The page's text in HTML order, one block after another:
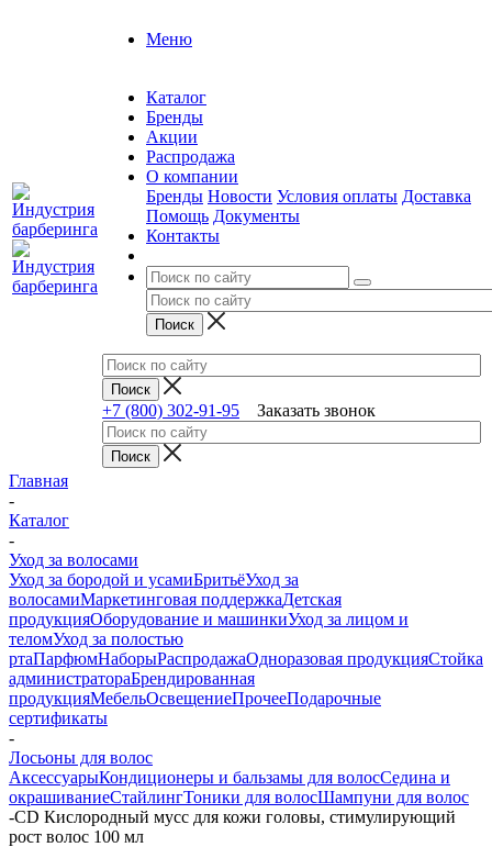
Меню
Каталог
Бренды
Акции
Распродажа
О компании
Бренды Новости Условия оплаты Доставка
Помощь Документы
Контакты
+7 (800) 302-91-95 Заказать звонок
Главная
-
Каталог
-
Уход за волосами
Уход за бородой и усамиБритьёУход за
волосамиМаркетинговая поддержкаДетская
продукцияОборудование и машинкиУход за лицом и
теломУход за полостью
ртаПарфюмНаборыРаспродажаОдноразовая продукцияСтойка
администратораБрендированная
продукцияМебельОсвещениеПрочееПодарочные
сертификаты
-
Лосьоны для волос
АксессуарыКондиционеры и бальзамы для волосСедина и
окрашиваниеСтайлингТоники для волосШампуни для волос
-CD Кислородный мусс для кожи головы, стимулирующий
рост волос 100 мл